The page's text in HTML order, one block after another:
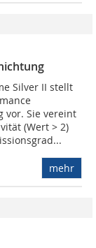
Silver II stellt
vor. Sie vereint
(Wert > 2)
mehr